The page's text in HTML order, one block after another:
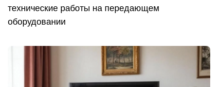
технические работы на передающем
оборудовании